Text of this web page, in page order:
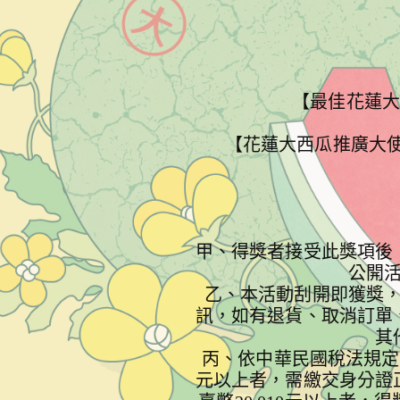
【最佳花蓮
【花蓮大西瓜推廣大
甲、得獎者接受此獎項
公開
乙、本活動刮開即獲獎
訊，如有退貨、取消訂
其
丙、依中華民國稅法規
元以上者，需繳交身分